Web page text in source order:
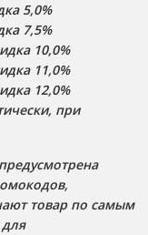
5,0%
7,5%
10,0%
11,0%
12,0%
при
товар по самым